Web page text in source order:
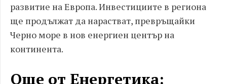
развитие на Европа. Инвестициите в региона
ще продължат да нарастват, превръщайки
Черно море в нов енергиен център на
континента.
Още от Енергетика: